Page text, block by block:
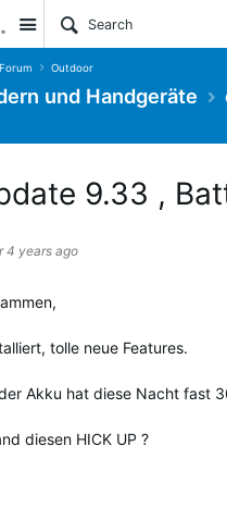
Site
Outdoor
und Handgeräte
9.33 ,
4 years ago
tolle neue Features.
Akku hat diese Nacht fast
diesen HICK UP ?